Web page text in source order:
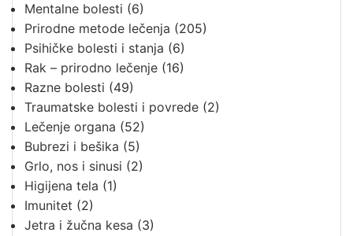
Mentalne bolesti (6)
Prirodne metode lečenja (205)
Psihičke bolesti i stanja (6)
Rak – prirodno lečenje (16)
Razne bolesti (49)
Traumatske bolesti i povrede (2)
Lečenje organa (52)
Bubrezi i bešika (5)
Grlo, nos i sinusi (2)
Higijena tela (1)
Imunitet (2)
Jetra i žučna kesa (3)